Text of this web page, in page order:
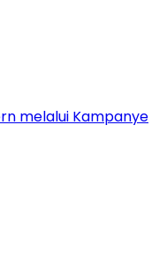
melalui Kampanye